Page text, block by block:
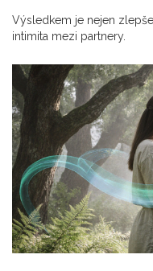
Výsledkem je nejen
intimita mezi partnery.